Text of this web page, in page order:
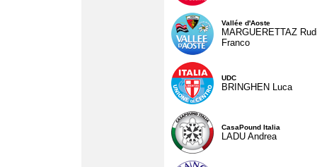
Vallée d'Aoste
MARGUERETTAZ
Franco
UDC
BRINGHEN Luca
CasaPound Italia
LADU Andrea